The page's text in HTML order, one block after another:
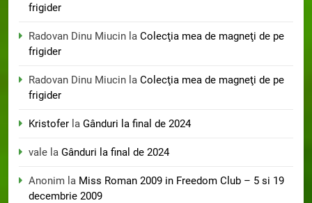
frigider
Radovan Dinu Miucin la Colecţia mea de magneţi de pe
frigider
Radovan Dinu Miucin la Colecţia mea de magneţi de pe
frigider
Kristofer la Gânduri la final de 2024
vale la Gânduri la final de 2024
Anonim la Miss Roman 2009 in Freedom Club – 5 si 19
decembrie 2009